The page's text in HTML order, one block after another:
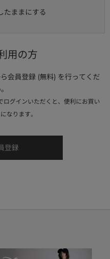
たままにする
用の方
会員登録 (無料) を行ってくだ
ログインいただくと、便利にお買い
なります。